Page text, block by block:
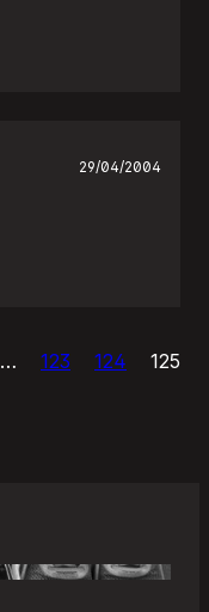
29/04/2004
… 123 124 125